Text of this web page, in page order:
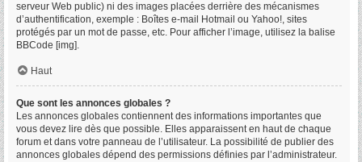
serveur Web public) ni des images placées derrière des mécanismes
d’authentification, exemple : Boîtes e-mail Hotmail ou Yahoo!, sites
protégés par un mot de passe, etc. Pour afficher l’image, utilisez la balise
BBCode [img].
Haut
Que sont les annonces globales ?
Les annonces globales contiennent des informations importantes que
vous devez lire dès que possible. Elles apparaissent en haut de chaque
forum et dans votre panneau de l’utilisateur. La possibilité de publier des
annonces globales dépend des permissions définies par l’administrateur.